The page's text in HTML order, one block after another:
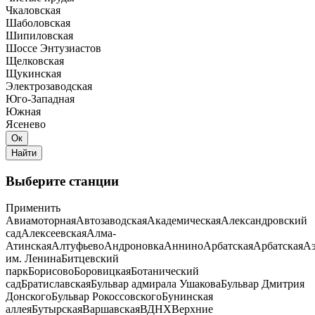
Чкаловская
Шаболовская
Шипиловская
Шоссе Энтузиастов
Щелковская
Щукинская
Электрозаводская
Юго-Западная
Южная
Ясенево
Выберите станции
Применить
АвиамоторнаяАвтозаводскаяАкадемическаяАлександровский
садАлексеевскаяАлма-
АтинскаяАлтуфьевоАндроновкаАнниноАрбатскаяАрбатская
им. ЛенинаБитцевский
паркБорисовоБоровицкаяБотанический
садБратиславскаяБульвар адмирала УшаковаБульвар Дмитрия
ДонскогоБульвар РокоссовскогоБунинская
аллеяБутырскаяВаршавскаяВДНХВерхние